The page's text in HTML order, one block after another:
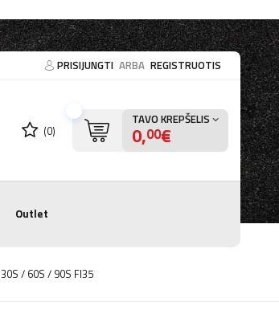
PRISIJUNGTI ARBA REGISTRUOTIS
(0)
TAVO KREPŠELIS
0,00€
Outlet
/ 60S / 90S FI35